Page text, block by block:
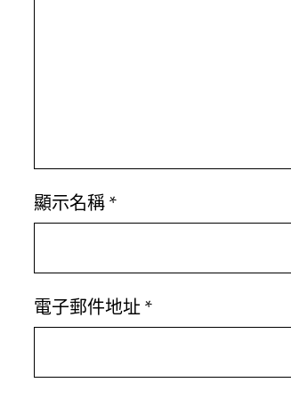
顯示名稱 *
電子郵件地址 *